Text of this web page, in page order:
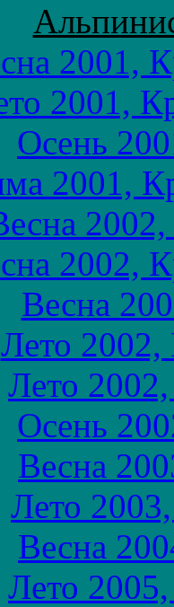
2001,
2001,
Осень
2001,
2002,
Весна
Лето
Лето
Осень
Весна
Лето
Весна
Лето